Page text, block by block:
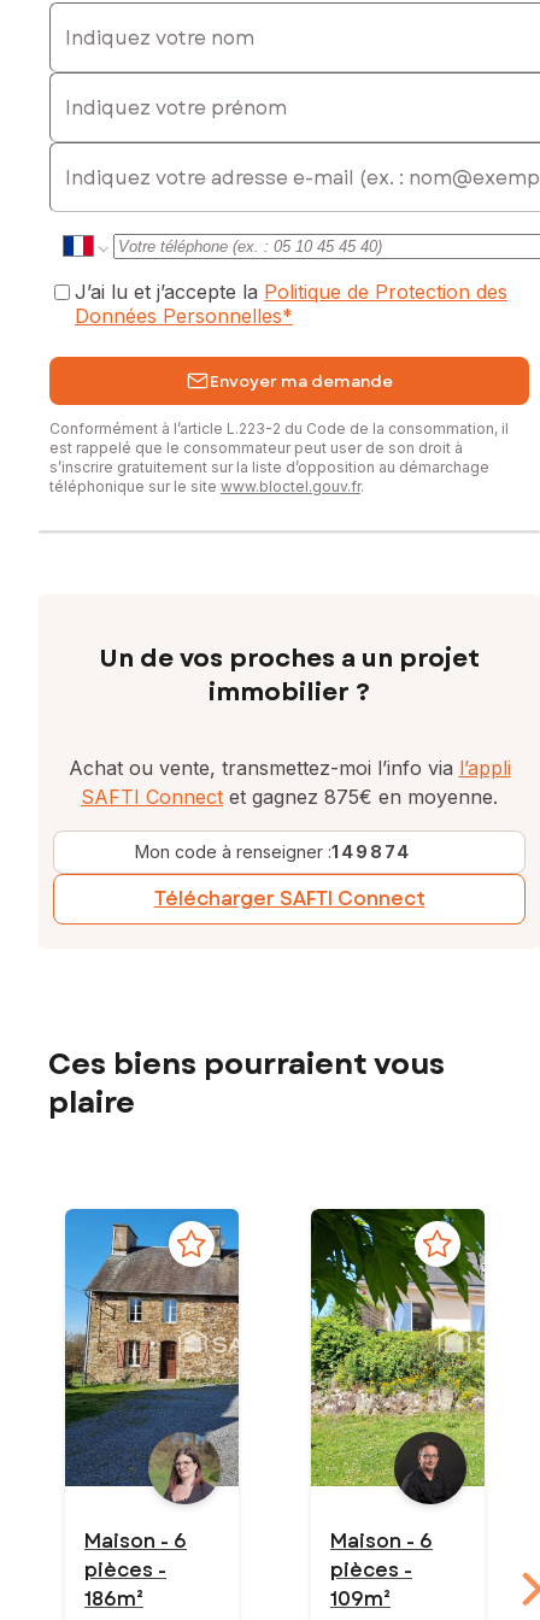
Indiquez votre nom
Indiquez votre prénom
E-mail
J’ai lu et j’accepte la Politique de Protection des
Données Personnelles*
Envoyer ma demande
Conformément à l’article L.223-2 du Code de la consommation, il
est rappelé que le consommateur peut user de son droit à
s’inscrire gratuitement sur la liste d’opposition au démarchage
téléphonique sur le site www.bloctel.gouv.fr.
Un de vos proches a un projet
immobilier ?
Achat ou vente, transmettez-moi l’info via l’appli
SAFTI Connect et gagnez 875€ en moyenne.
Mon code à renseigner :149874
Télécharger SAFTI Connect
Ces biens pourraient vous
plaire
Maison - 6
pièces -
186m²
Maison - 6
pièces -
109m²